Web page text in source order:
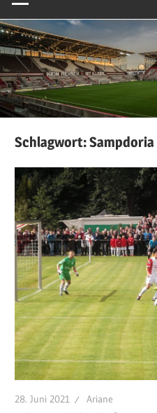
Schlagwort:Sampdoria
28. Juni 2021 Ariane